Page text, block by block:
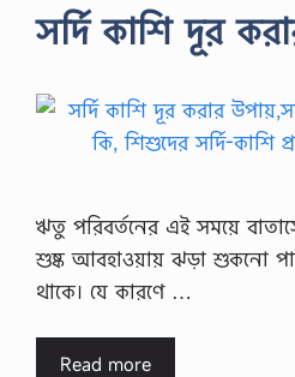
সর্দি কাশি দূর
ঋতু পরিবর্তনের এই সময়ে
শুষ্ক আবহাওয়ায় ঝড়া শুকনো
থাকে। যে কারণে …
Read more